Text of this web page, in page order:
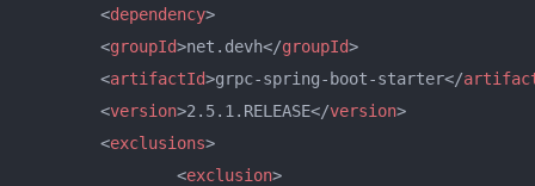
<dependency>
<groupId>net.devh</groupId>
<artifactId>grpc-spring-boot-starter</
<version>2.5.1.RELEASE</version>
<exclusions>
<exclusion>